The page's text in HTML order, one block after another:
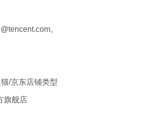
。
/京东店铺类型
旗舰店